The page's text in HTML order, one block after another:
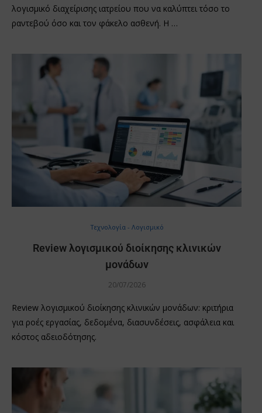
λογισμικό διαχείρισης ιατρείου που να καλύπτει τόσο το
ραντεβού όσο και τον φάκελο ασθενή. Η …
Τεχνολογία - Λογισμικό
Review λογισμικού διοίκησης κλινικών
μονάδων
20/07/2026
Review λογισμικού διοίκησης κλινικών μονάδων: κριτήρια
για ροές εργασίας, δεδομένα, διασυνδέσεις, ασφάλεια και
κόστος αδειοδότησης.